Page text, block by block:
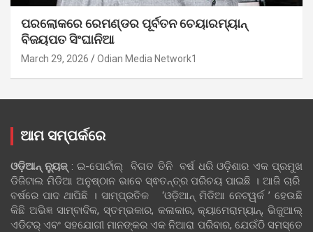
ପରଲୋକରେ ରେମଣ୍ଡର ପୂର୍ବତନ ଚେୟାରମ୍ୟାନ୍
ବିଜୟପତ ସିଂଘାନିଆ
March 29, 2026 Odian Media Network1
ଆମ ସମ୍ପର୍କରେ
ଓଡ଼ିଆନ୍‍ ନ୍ୟୁଜ୍‍: ଇ-ପୋର୍ଟାଲ୍ ବିଗତ ତିନି ବର୍ଷ ଧରି ଓଡ଼ିଶାର ଏକ ପ୍ରମୁଖ
ଡିଜିଟାଲ ମିଡିଆ ଅନୁଷ୍ଠାନ ଭାବେ ସ୍ଵତନ୍ତ୍ର ପରିଚୟ ପାଇଛି । ଆଜି ଚାରି
ବର୍ଷରେ ପାଦ ଥାପିଛି । ସାମ୍ପ୍ରତିକ ‘ଓଡ଼ିଆନ୍‍ ମିଡିଆ ନେଟୱର୍କ ’ ହେଉଛି
କିଛି ଅଭିଜ୍ଞ ସାମ୍ବାଦିକ, ସ୍ତମ୍ଭକାର, କଳାକାର, କ୍ୟାମେରାମ୍ୟାନ୍, ଭିଜୁଆଲ୍
ଏଡିଟର୍ ଏବଂ ସହଯୋଗୀ ମାନଙ୍କର ଏକ ନିଆରା ପରିବାର, ଯେଉଁଠି ସମସ୍ତେ